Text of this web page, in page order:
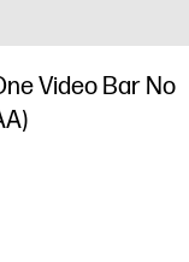
Video Bar No